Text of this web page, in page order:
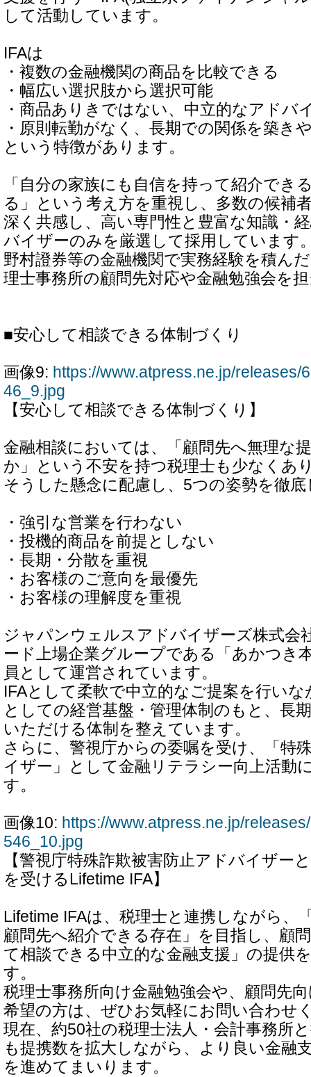
して活動しています。
IFAは
・複数の金融機関の商品を比較できる
・幅広い選択肢から選択可能
・商品ありきではない、中立的なアドバ
・原則転勤がなく、長期での関係を築き
という特徴があります。
「自分の家族にも自信を持って紹介でき
る」という考え方を重視し、多数の候補
深く共感し、高い専門性と豊富な知識・
バイザーのみを厳選して採用しています
野村證券等の金融機関で実務経験を積ん
理士事務所の顧問先対応や金融勉強会を
■安心して相談できる体制づくり
画像9: https://www.atpress.ne.jp/releases/
46_9.jpg
【安心して相談できる体制づくり】
金融相談においては、「顧問先へ無理な
か」という不安を持つ税理士も少なくあ
そうした懸念に配慮し、5つの姿勢を徹
・強引な営業を行わない
・投機的商品を前提としない
・長期・分散を重視
・お客様のご意向を最優先
・お客様の理解度を重視
ジャパンウェルスアドバイザーズ株式会
ード上場企業グループである「あかつき
員として運営されています。
IFAとして柔軟で中立的なご提案を行い
としての経営基盤・管理体制のもと、長
いただける体制を整えています。
さらに、警視庁からの委嘱を受け、「特
イザー」として金融リテラシー向上活動
す。
画像10: https://www.atpress.ne.jp/
546_10.jpg
【警視庁特殊詐欺被害防止アドバイザー
を受けるLifetime IFA】
Lifetime IFAは、税理士と連携しながら、
顧問先へ紹介できる存在」を目指し、顧
て相談できる中立的な金融支援」の提供
す。
税理士事務所向け金融勉強会や、顧問先
希望の方は、ぜひお気軽にお問い合わせ
現在、約50社の税理士法人・会計事務所
も提携数を拡大しながら、より良い金融
を進めてまいります。